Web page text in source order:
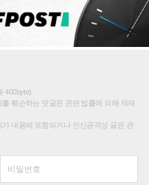
400byte)
훼손하는 댓글은 관련 법률에 의해 제재
내용에 포함되거나 인신공격성 글은 관